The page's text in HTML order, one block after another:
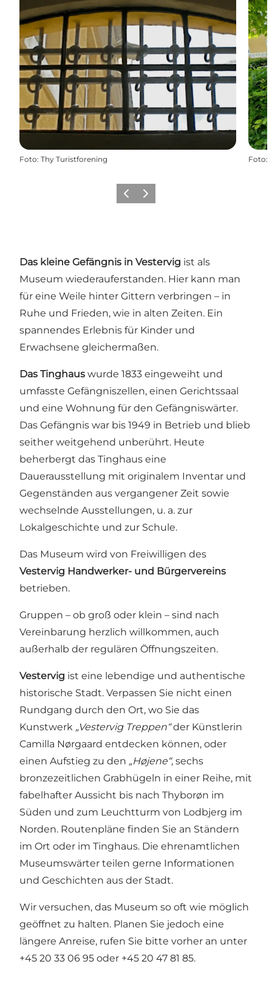
Foto: Thy Turistforening Foto:
ZurückWeiter
Das kleine Gefängnis in Vestervig ist als
Museum wiederauferstanden. Hier kann man
für eine Weile hinter Gittern verbringen – in
Ruhe und Frieden, wie in alten Zeiten. Ein
spannendes Erlebnis für Kinder und
Erwachsene gleichermaßen.
Das Tinghaus wurde 1833 eingeweiht und
umfasste Gefängniszellen, einen Gerichtssaal
und eine Wohnung für den Gefängniswärter.
Das Gefängnis war bis 1949 in Betrieb und blieb
seither weitgehend unberührt. Heute
beherbergt das Tinghaus eine
Dauerausstellung mit originalem Inventar und
Gegenständen aus vergangener Zeit sowie
wechselnde Ausstellungen, u. a. zur
Lokalgeschichte und zur Schule.
Das Museum wird von Freiwilligen des
Vestervig Handwerker- und Bürgervereins
betrieben.
Gruppen – ob groß oder klein – sind nach
Vereinbarung herzlich willkommen, auch
außerhalb der regulären Öffnungszeiten.
Vestervig ist eine lebendige und authentische
historische Stadt. Verpassen Sie nicht einen
Rundgang durch den Ort, wo Sie das
Kunstwerk „Vestervig Treppen“der Künstlerin
Camilla Nørgaard entdecken können, oder
einen Aufstieg zu den „Højene“, sechs
bronzezeitlichen Grabhügeln in einer Reihe, mit
fabelhafter Aussicht bis nach Thyborøn im
Süden und zum Leuchtturm von Lodbjerg im
Norden. Routenpläne finden Sie an Ständern
im Ort oder im Tinghaus. Die ehrenamtlichen
Museumswärter teilen gerne Informationen
und Geschichten aus der Stadt.
Wir versuchen, das Museum so oft wie möglich
geöffnet zu halten. Planen Sie jedoch eine
längere Anreise, rufen Sie bitte vorher an unter
+45 20 33 06 95 oder +45 20 47 81 85.